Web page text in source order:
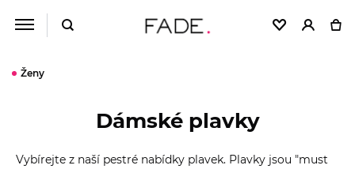
Ženy
Dámské plavky
Vybírejte z naší pestré nabídky plavek. Plavky jsou "must